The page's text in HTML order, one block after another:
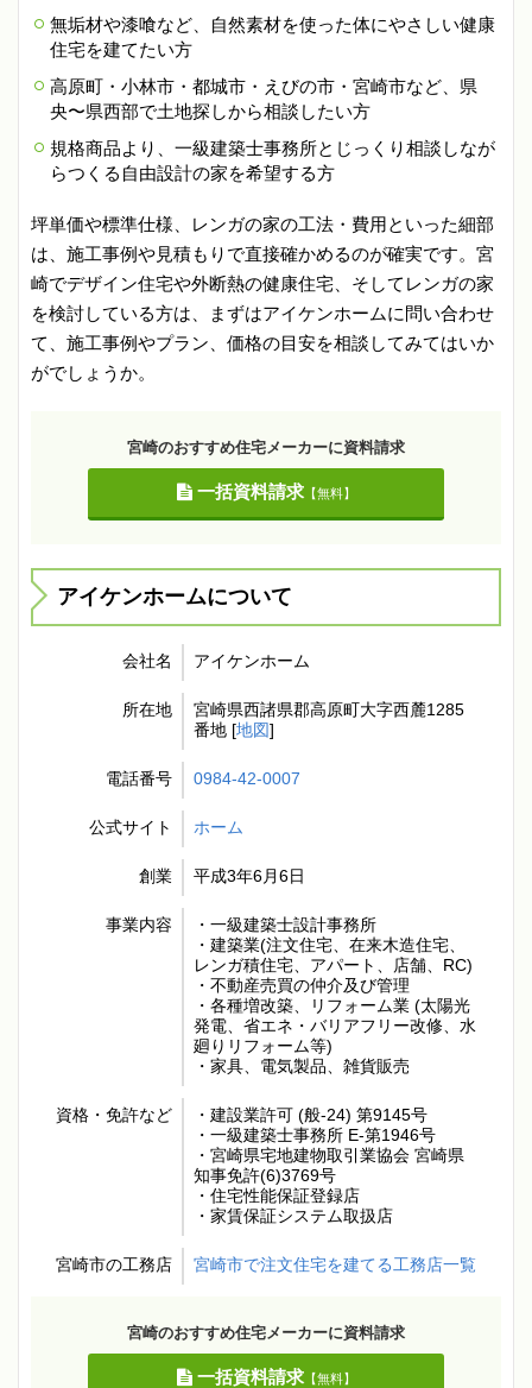
無垢材や漆喰など、自然素材を使った体にやさしい健康
住宅を建てたい方
高原町・小林市・都城市・えびの市・宮崎市など、県
央〜県西部で土地探しから相談したい方
規格商品より、一級建築士事務所とじっくり相談しなが
らつくる自由設計の家を希望する方
坪単価や標準仕様、レンガの家の工法・費用といった細部
は、施工事例や見積もりで直接確かめるのが確実です。宮
崎でデザイン住宅や外断熱の健康住宅、そしてレンガの家
を検討している方は、まずはアイケンホームに問い合わせ
て、施工事例やプラン、価格の目安を相談してみてはいか
がでしょうか。
宮崎のおすすめ住宅メーカーに資料請求
一括資料請求【無料】
アイケンホームについて
会社名 アイケンホーム
所在地
宮崎県西諸県郡高原町大字西麓1285
番地 [地図 ]
電話番号 0984-42-0007
公式サイト ホーム
創業 平成3年6月6日
事業内容
・一級建築士設計事務所
・建築業(注文住宅、在来木造住宅、
レンガ積住宅、アパート、店舗、RC)
・不動産売買の仲介及び管理
・各種増改築、リフォーム業 (太陽光
発電、省エネ・バリアフリー改修、水
廻りリフォーム等)
・家具、電気製品、雑貨販売
資格・免許など
・建設業許可 (般-24) 第9145号
・一級建築士事務所 E-第1946号
・宮崎県宅地建物取引業協会 宮崎県
知事免許(6)3769号
・住宅性能保証登録店
・家賃保証システム取扱店
宮崎市の工務店 宮崎市で注文住宅を建てる工務店一覧
宮崎のおすすめ住宅メーカーに資料請求
一括資料請求【無料】